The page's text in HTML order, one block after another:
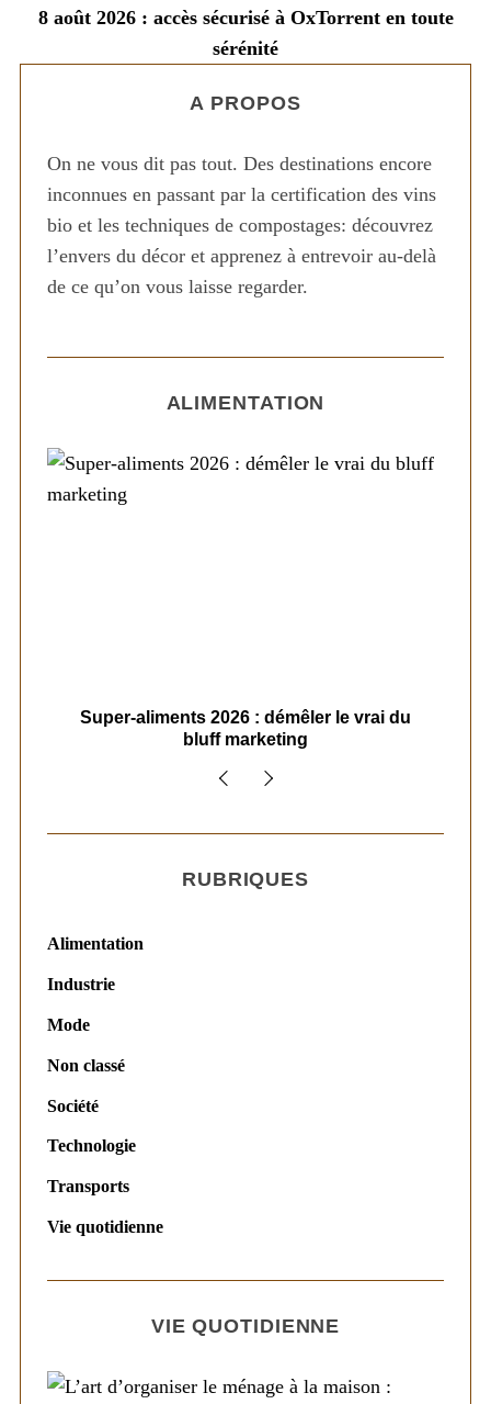
8 août 2026 : accès sécurisé à OxTorrent en toute
sérénité
A PROPOS
On ne vous dit pas tout. Des destinations encore
inconnues en passant par la certification des vins
bio et les techniques de compostages: découvrez
l’envers du décor et apprenez à entrevoir au-delà
de ce qu’on vous laisse regarder.
ALIMENTATION
Super-aliments 2026 : démêler le vrai du
bluff marketing
RUBRIQUES
Alimentation
Industrie
Mode
Non classé
Société
Technologie
Transports
Vie quotidienne
VIE QUOTIDIENNE